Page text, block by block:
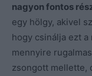
nagyon fontos
egy hölgy, akivel
hogy csinálja ezt
mennyire
zsongott mellette,